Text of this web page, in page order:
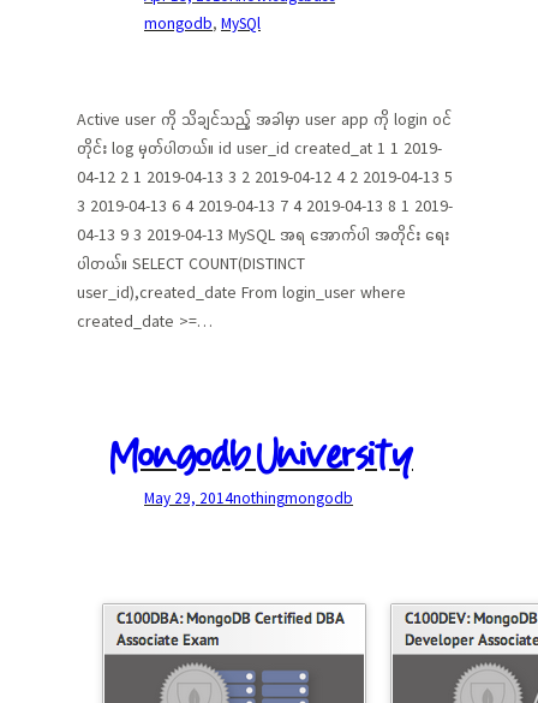
mongodb, MySQl
Active user ကို သိချင်သည့် အခါမှာ user app ကို login ဝင်
တိုင်း log မှတ်ပါတယ်။ id user_id created_at 1 1 2019-
04-12 2 1 2019-04-13 3 2 2019-04-12 4 2 2019-04-13 5
3 2019-04-13 6 4 2019-04-13 7 4 2019-04-13 8 1 2019-
04-13 9 3 2019-04-13 MySQL အရ အောက်ပါ အတိုင်း ရေး
ပါတယ်။ SELECT COUNT(DISTINCT
user_id),created_date From login_user where
created_date >=…
Mongodb University
May 29, 2014nothingmongodb